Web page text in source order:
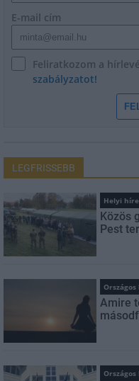
E-mail cím
Feliratkozom a
szabályzatot!
LEGFRISSEBB
Helyi
Közös
Pest
Amire